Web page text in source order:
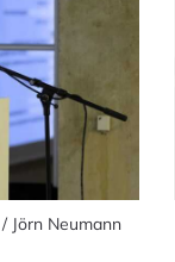
Jörn Neumann